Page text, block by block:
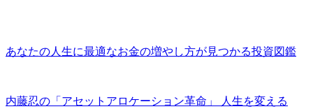
あなたの人生に最適なお金の増やし方が見つかる投資図鑑
内藤忍の「アセットアロケーション革命」 人生を変える